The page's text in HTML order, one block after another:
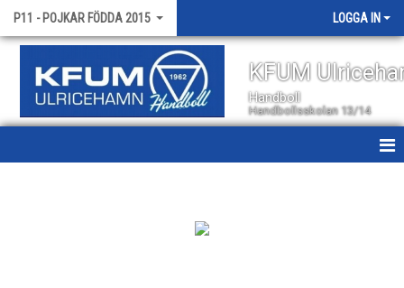
P11 - POJKAR FÖDDA 2015 LOGGA IN
KFUM
Handboll
Handbollsskolan 13/14